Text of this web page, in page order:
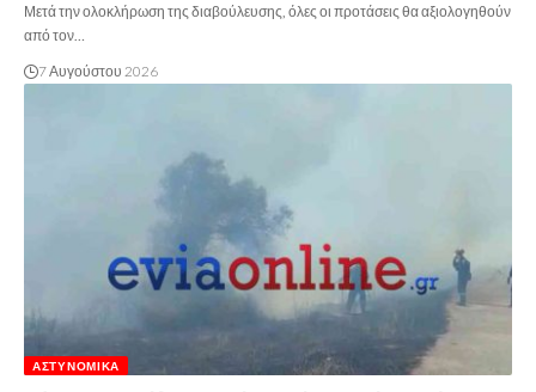
Μετά την ολοκλήρωση της διαβούλευσης, όλες οι προτάσεις θα αξιολογηθούν
από τον…
7 Αυγούστου 2026
ΑΣΤΥΝΟΜΙΚΆ